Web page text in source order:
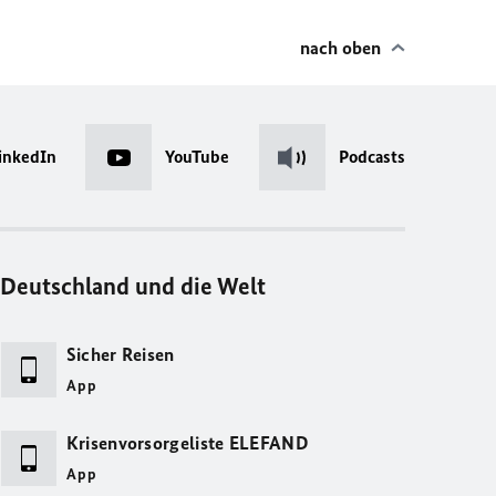
nach oben
YouTube Podcasts
Deutschland und die Welt
Sicher Reisen
App
Krisenvorsorgeliste ELEFAND
App